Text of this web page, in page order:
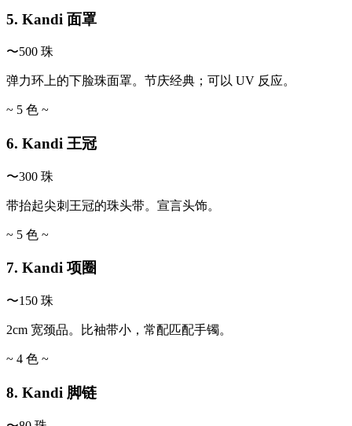
5. Kandi 面罩
〜500 珠
弹力环上的下脸珠面罩。节庆经典；可以 UV 反应。
~ 5 色 ~
6. Kandi 王冠
〜300 珠
带抬起尖刺王冠的珠头带。宣言头饰。
~ 5 色 ~
7. Kandi 项圈
〜150 珠
2cm 宽颈品。比袖带小，常配匹配手镯。
~ 4 色 ~
8. Kandi 脚链